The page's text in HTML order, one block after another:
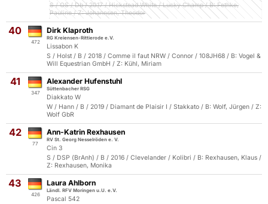
S / OS / Db / 2017 / Hickstead White / Lucky Champ / B: Fethke,
Pauline / Z: Johannsen, Theodor
40
472
Dirk Klaproth
RG Kreiensen-Rittierode e.V.
Lissabon K
S / Holst / B / 2018 / Comme il faut NRW / Connor / 108JH68 / B: Vogel &
Will Equestrian GmbH / Z: Kühl, Miriam
41
347
Alexander Hufenstuhl
Süttenbacher RSG
Diakkato W
W / Hann / B / 2019 / Diamant de Plaisir I / Stakkato / B: Wolf, Jürgen / Z:
Wolf GbR
42
77
Ann-Katrin Rexhausen
RV St. Georg Nesselröden e. V.
Cin 3
S / DSP (BrAnh) / B / 2016 / Clevelander / Kolibri / B: Rexhausen, Klaus /
Z: Rexhausen, Monika
43
426
Laura Ahlborn
Ländl. RFV Moringen u.U. e.V.
Pascal 542